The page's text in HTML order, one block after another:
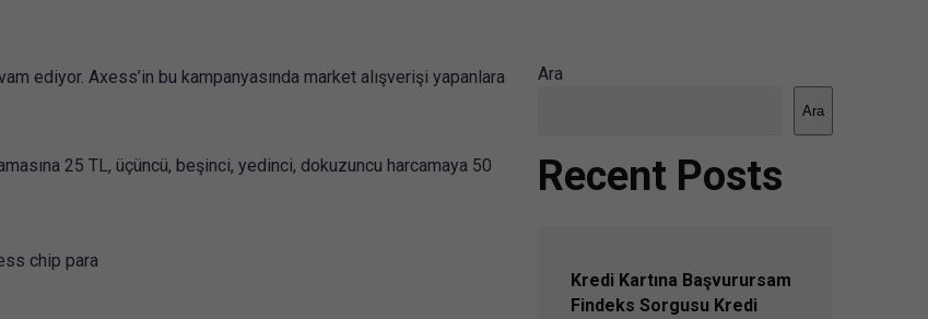
ediyor. Axess’in bu kampanyasında market alışverişi yapanlara
25 TL, üçüncü, beşinci, yedinci, dokuzuncu harcamaya 50
Ara
Ara
Recent Posts
Kredi Kartına Başvurursam
Findeks Sorgusu Kredi